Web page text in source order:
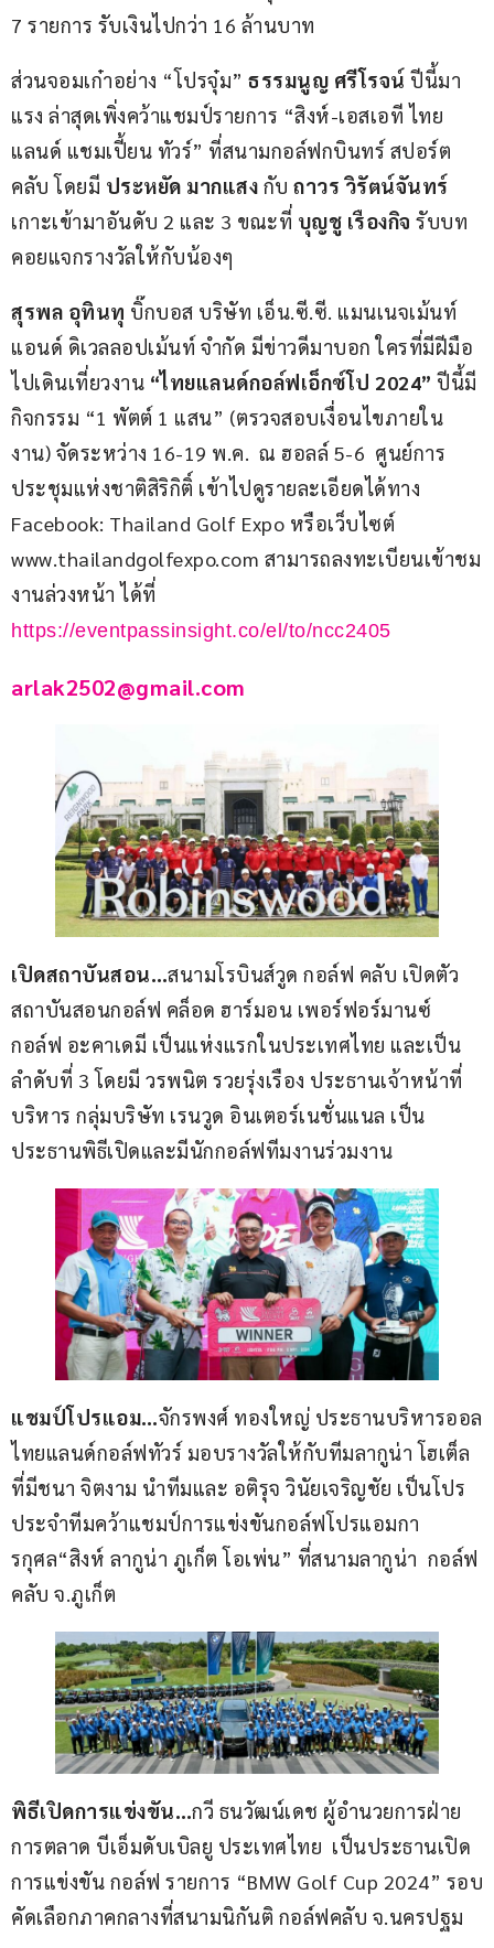
7 รายการ รับเงินไปกว่า 16 ล้านบาท
ส่วนจอมเก๋าอย่าง “โปรจุ๋ม” ธรรมนูญ ศรีโรจน์ ปีนี้มา
แรง ล่าสุดเพิ่งคว้าแชมป์รายการ “สิงห์-เอสเอที ไทย
แลนด์ แชมเปี้ยน ทัวร์” ที่สนามกอล์ฟกบินทร์ สปอร์ต
คลับ โดยมี ประหยัด มากแสง กับ ถาวร วิรัตน์จันทร์
เกาะเข้ามาอันดับ 2 และ 3 ขณะที่ บุญชู เรืองกิจ รับบท
คอยแจกรางวัลให้กับน้องๆ
สุรพล อุทินทุ บิ๊กบอส บริษัท เอ็น.ซี.ซี. แมนเนจเม้นท์
แอนด์ ดิเวลลอปเม้นท์ จำกัด มีข่าวดีมาบอก ใครที่มีฝีมือ
ไปเดินเที่ยวงาน “ไทยแลนด์กอล์ฟเอ็กซ์โป 2024” ปีนี้มี
กิจกรรม “1 พัตต์ 1 แสน” (ตรวจสอบเงื่อนไขภายใน
งาน) จัดระหว่าง 16-19 พ.ค.  ณ ฮอลล์ 5-6  ศูนย์การ
ประชุมแห่งชาติสิริกิติ์ เข้าไปดูรายละเอียดได้ทาง
Facebook: Thailand Golf Expo หรือเว็บไซต์
www.thailandgolfexpo.com สามารถลงทะเบียนเข้าชม
งานล่วงหน้า ได้ที่
https://eventpassinsight.co/el/to/ncc2405
arlak2502@gmail.com
เปิดสถาบันสอน…สนามโรบินส์วูด กอล์ฟ คลับ เปิดตัว
สถาบันสอนกอล์ฟ คล็อด ฮาร์มอน เพอร์ฟอร์มานซ์
กอล์ฟ อะคาเดมี เป็นแห่งแรกในประเทศไทย และเป็น
ลำดับที่ 3 โดยมี วรพนิต รวยรุ่งเรือง ประธานเจ้าหน้าที่
บริหาร กลุ่มบริษัท เรนวูด อินเตอร์เนชั่นแนล เป็น
ประธานพิธีเปิดและมีนักกอล์ฟทีมงานร่วมงาน
แชมป์โปรแอม…จักรพงศ์ ทองใหญ่ ประธานบริหารออล
ไทยแลนด์กอล์ฟทัวร์ มอบรางวัลให้กับทีมลากูน่า โฮเต็ล
ที่มีชนา จิตงาม นำทีมและ อติรุจ วินัยเจริญชัย เป็นโปร
ประจำทีมคว้าแชมป์การแข่งขันกอล์ฟโปรแอมกา
รกุศล“สิงห์ ลากูน่า ภูเก็ต โอเพ่น” ที่สนามลากูน่า  กอล์ฟ
คลับ จ.ภูเก็ต
พิธีเปิดการแข่งขัน…กวี ธนวัฒน์เดช ผู้อำนวยการฝ่าย
การตลาด บีเอ็มดับเบิลยู ประเทศไทย  เป็นประธานเปิด
การแข่งขัน กอล์ฟ รายการ “BMW Golf Cup 2024” รอบ
คัดเลือกภาคกลางที่สนามนิกันติ กอล์ฟคลับ จ.นครปฐม